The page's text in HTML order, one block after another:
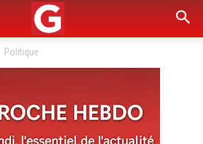
Politique